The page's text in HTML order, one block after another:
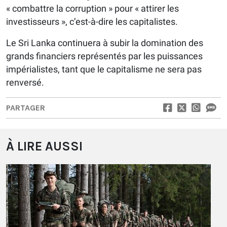
« combattre la corruption » pour « attirer les
investisseurs », c’est-à-dire les capitalistes.
Le Sri Lanka continuera à subir la domination des
grands financiers représentés par les puissances
impérialistes, tant que le capitalisme ne sera pas
renversé.
PARTAGER
À LIRE AUSSI